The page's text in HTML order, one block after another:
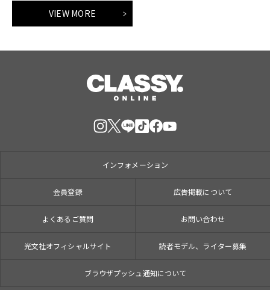
VIEW MORE
インフォメーション
会員登録 広告掲載について
よくあるご質問 お問い合わせ
光文社オフィシャルサイト 読者モデル、ライター募集
ブラウザプッシュ通知について